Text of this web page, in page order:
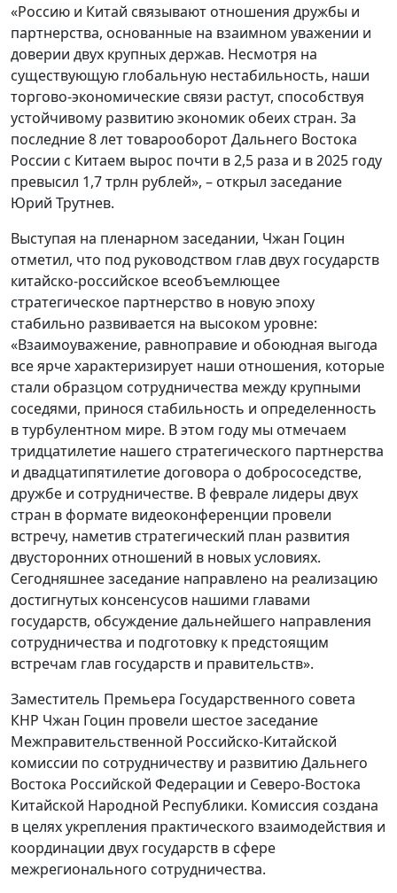
«Россию и Китай связывают отношения дружбы и
партнерства, основанные на взаимном уважении и
доверии двух крупных держав. Несмотря на
существующую глобальную нестабильность, наши
торгово-экономические связи растут, способствуя
устойчивому развитию экономик обеих стран. За
последние 8 лет товарооборот Дальнего Востока
России с Китаем вырос почти в 2,5 раза и в 2025 году
превысил 1,7 трлн рублей», – открыл заседание
Юрий Трутнев.
Выступая на пленарном заседании, Чжан Гоцин
отметил, что под руководством глав двух государств
китайско-российское всеобъемлющее
стратегическое партнерство в новую эпоху
стабильно развивается на высоком уровне:
«Взаимоуважение, равноправие и обоюдная выгода
все ярче характеризирует наши отношения, которые
стали образцом сотрудничества между крупными
соседями, принося стабильность и определенность
в турбулентном мире. В этом году мы отмечаем
тридцатилетие нашего стратегического партнерства
и двадцатипятилетие договора о добрососедстве,
дружбе и сотрудничестве. В феврале лидеры двух
стран в формате видеоконференции провели
встречу, наметив стратегический план развития
двусторонних отношений в новых условиях.
Сегодняшнее заседание направлено на реализацию
достигнутых консенсусов нашими главами
государств, обсуждение дальнейшего направления
сотрудничества и подготовку к предстоящим
встречам глав государств и правительств».
Заместитель Премьера Государственного совета
КНР Чжан Гоцин провели шестое заседание
Межправительственной Российско-Китайской
комиссии по сотрудничеству и развитию Дальнего
Востока Российской Федерации и Северо-Востока
Китайской Народной Республики. Комиссия создана
в целях укрепления практического взаимодействия и
координации двух государств в сфере
межрегионального сотрудничества.